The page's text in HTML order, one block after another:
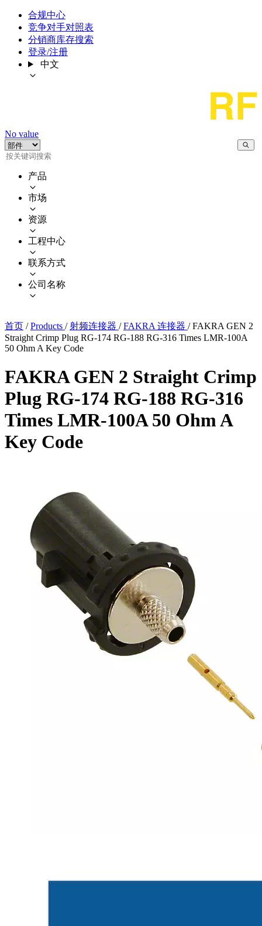
合规中心
竞争对手对照表
分销商库存搜索
登录/注册
中文
No value
产品
市场
资源
工程中心
联系方式
公司名称
首页 / Products / 射频连接器 / FAKRA 连接器 / FAKRA GEN 2
Straight Crimp Plug RG-174 RG-188 RG-316 Times LMR-100A
50 Ohm A Key Code
FAKRA GEN 2 Straight Crimp
Plug RG-174 RG-188 RG-316
Times LMR-100A 50 Ohm A
Key Code